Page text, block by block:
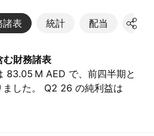
諸表 統計 配当 決算
む財務諸表
‪83.05 M‬ AED で、前四半期と
した。 Q2 26 の純利益は